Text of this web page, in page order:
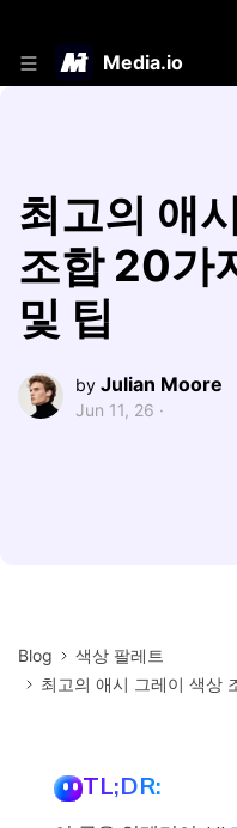
Media.io
최고의 애
조합 20가
및 팁
by Julian Moore
Jun 11, 26 ·
Blog
색상 팔레트
최고의 애시 그레이 색상
TL;DR: